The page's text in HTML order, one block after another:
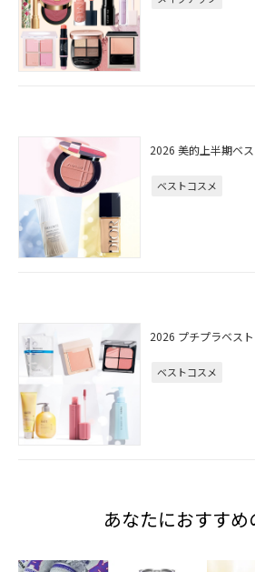
2026 美的上半期ベ
ベストコスメ
2026 プチプラベス
ベストコスメ
あなたにおすすめ